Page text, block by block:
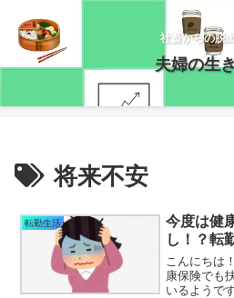
社畜からの脱
夫婦の生
将来不安
転勤生活
今度は健
し！？転
こんにちは
康保険でも
いるようで